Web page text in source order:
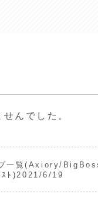
んでした。
一覧(Axiory/
ｽﾄ)2021/6/19